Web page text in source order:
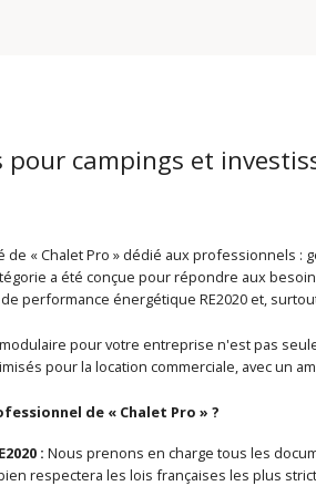
campings et
« Chalet Pro » dédié aux professionnels :
a été conçue pour répondre aux
performance énergétique RE2020 et,
pour votre entreprise n'est pas
pour la location commerciale, avec un
de « Chalet Pro » ?
: Nous prenons en charge tous les
respectera les lois françaises les plus